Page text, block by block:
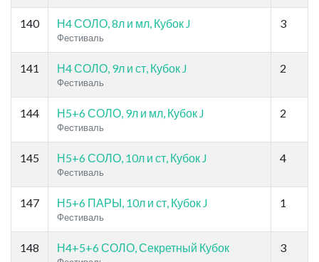
140 Н4 СОЛО, 8л и мл, Кубок J
Фестиваль
3
141 Н4 СОЛО, 9л и ст, Кубок J
Фестиваль
2
144 Н5+6 СОЛО, 9л и мл, Кубок J
Фестиваль
2
145 Н5+6 СОЛО, 10л и ст, Кубок J
Фестиваль
4
147 Н5+6 ПАРЫ, 10л и ст, Кубок J
Фестиваль
1
148 Н4+5+6 СОЛО, Секретный Кубок 3